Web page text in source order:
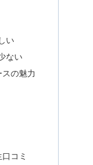
い
ない
の魅力
コミ